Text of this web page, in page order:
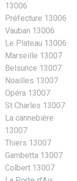
13006
Préfecture 13006
Vauban 13006
Le Plateau 13006
Marseille 13007
Belsunce 13007
Noailles 13007
Opéra 13007
St Charles 13007
La cannebière
13007
Thiers 13007
Gambetta 13007
Colbert 13007